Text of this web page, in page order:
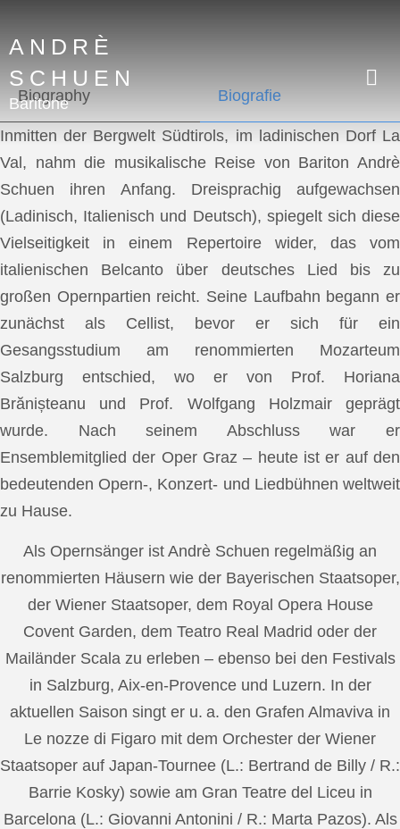
ANDRÈ
SCHUEN
Baritone
Biography Biografie
Inmitten der Bergwelt Südtirols, im ladinischen Dorf La
Val, nahm die musikalische Reise von Bariton Andrè
Schuen ihren Anfang. Dreisprachig aufgewachsen
(Ladinisch, Italienisch und Deutsch), spiegelt sich diese
Vielseitigkeit in einem Repertoire wider, das vom
italienischen Belcanto über deutsches Lied bis zu
großen Opernpartien reicht. Seine Laufbahn begann er
zunächst als Cellist, bevor er sich für ein
Gesangsstudium am renommierten Mozarteum
Salzburg entschied, wo er von Prof. Horiana
Brănișteanu und Prof. Wolfgang Holzmair geprägt
wurde. Nach seinem Abschluss war er
Ensemblemitglied der Oper Graz – heute ist er auf den
bedeutenden Opern-, Konzert- und Liedbühnen weltweit
zu Hause.
Als Opernsänger ist Andrè Schuen regelmäßig an
renommierten Häusern wie der Bayerischen Staatsoper,
der Wiener Staatsoper, dem Royal Opera House
Covent Garden, dem Teatro Real Madrid oder der
Mailänder Scala zu erleben – ebenso bei den Festivals
in Salzburg, Aix-en-Provence und Luzern. In der
aktuellen Saison singt er u. a. den Grafen Almaviva in
Le nozze di Figaro mit dem Orchester der Wiener
Staatsoper auf Japan-Tournee (L.: Bertrand de Billy / R.:
Barrie Kosky) sowie am Gran Teatre del Liceu in
Barcelona (L.: Giovanni Antonini / R.: Marta Pazos). Als